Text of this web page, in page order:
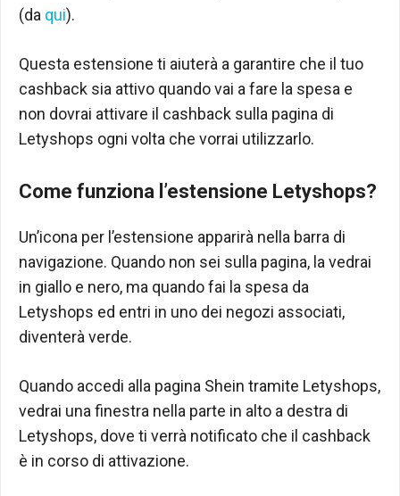
(da qui).
Questa estensione ti aiuterà a garantire che il tuo
cashback sia attivo quando vai a fare la spesa e
non dovrai attivare il cashback sulla pagina di
Letyshops ogni volta che vorrai utilizzarlo.
Come funziona l’estensione Letyshops?
Un’icona per l’estensione apparirà nella barra di
navigazione. Quando non sei sulla pagina, la vedrai
in giallo e nero, ma quando fai la spesa da
Letyshops ed entri in uno dei negozi associati,
diventerà verde.
Quando accedi alla pagina Shein tramite Letyshops,
vedrai una finestra nella parte in alto a destra di
Letyshops, dove ti verrà notificato che il cashback
è in corso di attivazione.